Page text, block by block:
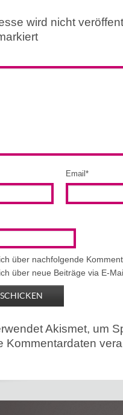
wird nicht
Email *
über nachfolgende
über neue Beiträge via E-
Akismet, um
Kommentardaten